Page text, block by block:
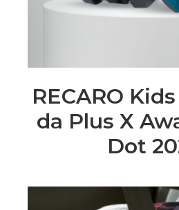
RECARO
da Plus X
Dot